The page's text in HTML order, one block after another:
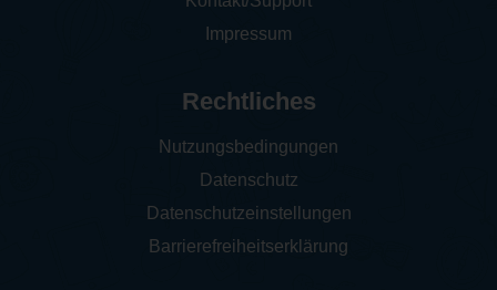
Impressum
Rechtliches
Nutzungsbedingungen
Datenschutz
Datenschutzeinstellungen
Barrierefreiheitserklärung